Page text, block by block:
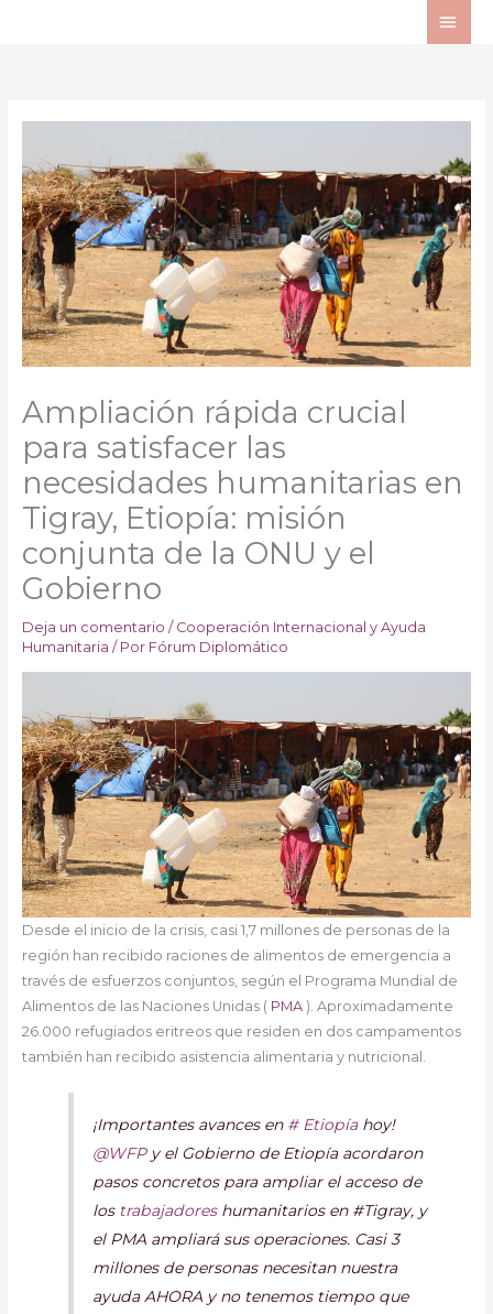
Ampliación rápida crucial
para satisfacer las
necesidades humanitarias en
Tigray, Etiopía: misión
conjunta de la ONU y el
Gobierno
Deja un comentario / Cooperación Internacional y Ayuda
Humanitaria / Por Fórum Diplomático
Desde el inicio de la crisis, casi 1,7 millones de personas de la
región han recibido raciones de alimentos de emergencia a
través de esfuerzos conjuntos, según el Programa Mundial de
Alimentos de las Naciones Unidas ( PMA). Aproximadamente
26.000 refugiados eritreos que residen en dos campamentos
también han recibido asistencia alimentaria y nutricional.
¡Importantes avances en # Etiopíahoy!
@WFPy el Gobierno de Etiopía acordaron
pasos concretos para ampliar el acceso de
los trabajadoreshumanitarios en #Tigray, y
el PMA ampliará sus operaciones. Casi 3
millones de personas necesitan nuestra
ayuda AHORA y no tenemos tiempo que